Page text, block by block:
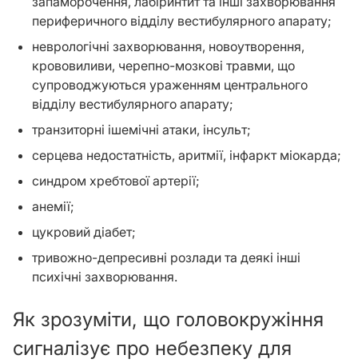
периферичного відділу вестибулярного апарату;
неврологічні захворювання, новоутворення,
крововиливи, черепно-мозкові травми, що
супроводжуються ураженням центрального
відділу вестибулярного апарату;
транзиторні ішемічні атаки, інсульт;
серцева недостатність, аритмії, інфаркт міокарда;
синдром хребтової артерії;
анемії;
цукровий діабет;
тривожно-депресивні розлади та деякі інші
психічні захворювання.
Як зрозуміти, що головокружіння
сигналізує про небезпеку для